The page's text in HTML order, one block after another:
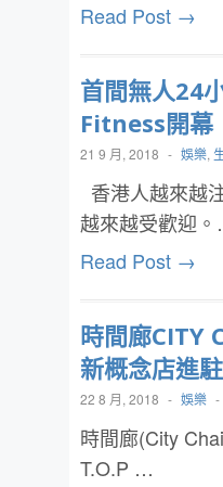
Read Post →
首間無人24
Fitness開幕
21 9 月, 2018 - 娛樂,
香港人越來越
越來越受歡迎
Read Post →
時間廊CITY
新概念店進
22 8 月, 2018 - 娛樂 -
時間廊(City
T.O.P …